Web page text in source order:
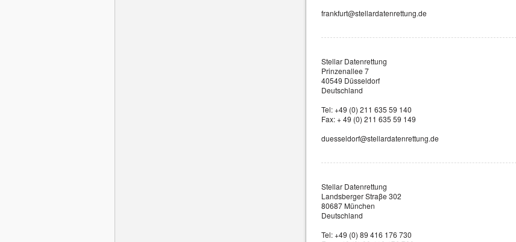
frankfurt@stellardatenrettung.de
Stellar Datenrettung
Prinzenallee 7
40549 Düsseldorf
Deutschland
Tel: +49 (0) 211 635 59 140
Fax: + 49 (0) 211 635 59 149
duesseldorf@stellardatenrettung.de
Stellar Datenrettung
Landsberger Straβe 302
80687 München
Deutschland
Tel: +49 (0) 89 416 176 730